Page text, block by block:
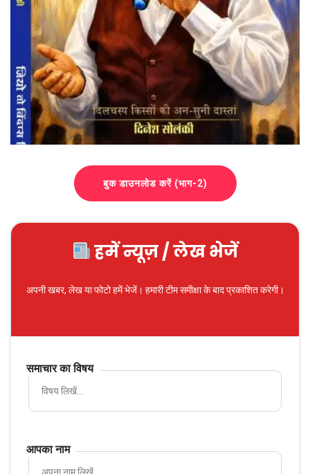
बुक डाउनलोड करें (भाग-2)
हमें न्यूज़ / लेख भेजें
अपनी खबर, लेख या फोटो हमें भेजें। हमारी टीम समीक्षा के बाद प्रकाशित करेगी।
समाचार का विषय
आपका नाम